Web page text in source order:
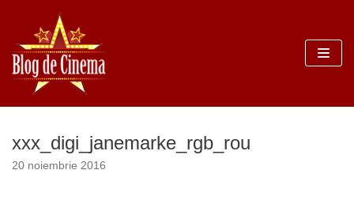
Sari
la
conținut
xxx_digi_janemarke_rgb_rou
20 noiembrie 2016